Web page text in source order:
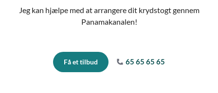
Jeg kan hjælpe med at arrangere dit krydstogt gennem
Panamakanalen!
Få et tilbud 65 65 65 65